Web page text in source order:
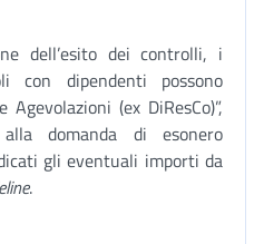
dell’esito dei controlli, i
con dipendenti possono
(ex DiResCo)”,
domanda di esonero
gli eventuali importi da
.